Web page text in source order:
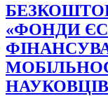
«ФОНДИ